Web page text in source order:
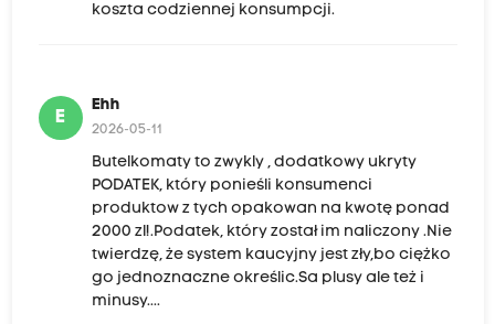
koszta codziennej konsumpcji.
E
Ehh
2026-05-11
Butelkomaty to zwykly , dodatkowy ukryty
PODATEK, który ponieśli konsumenci
produktow z tych opakowan na kwotę ponad
2000 zl!.Podatek, który został im naliczony .Nie
twierdzę, że system kaucyjny jest zły,bo ciężko
go jednoznaczne określic.Sa plusy ale też i
minusy....